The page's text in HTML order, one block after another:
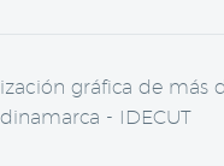
gráfica de más
- IDECUT